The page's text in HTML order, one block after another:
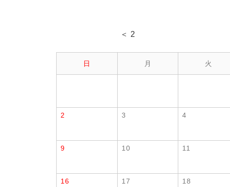
＜ 2
日 月 火
2 3 4
9 10 11
16 17 18